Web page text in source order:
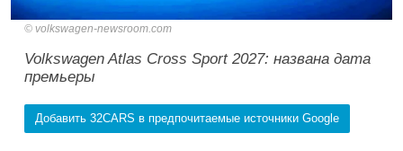
volkswagen-newsroom.com
Volkswagen Atlas Cross Sport 2027: названа дата
премьеры
Добавить 32CARS в предпочитаемые источники Google